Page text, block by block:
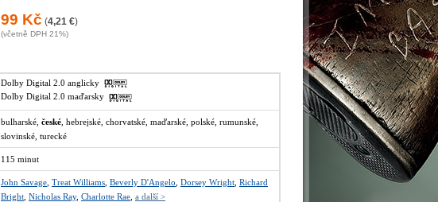
99 Kč (4,21 €)
(včetně DPH 21%)
Dolby Digital 2.0 anglicky
Dolby Digital 2.0 maďarsky
bulharské, české , hebrejské, chorvatské, maďarské, polské, rumunské,
slovinské, turecké
115 minut
John Savage Treat Williams Beverly D'Angelo Dorsey Wright Richard
Bright Nicholas Ray, Charlotte Rae a další >